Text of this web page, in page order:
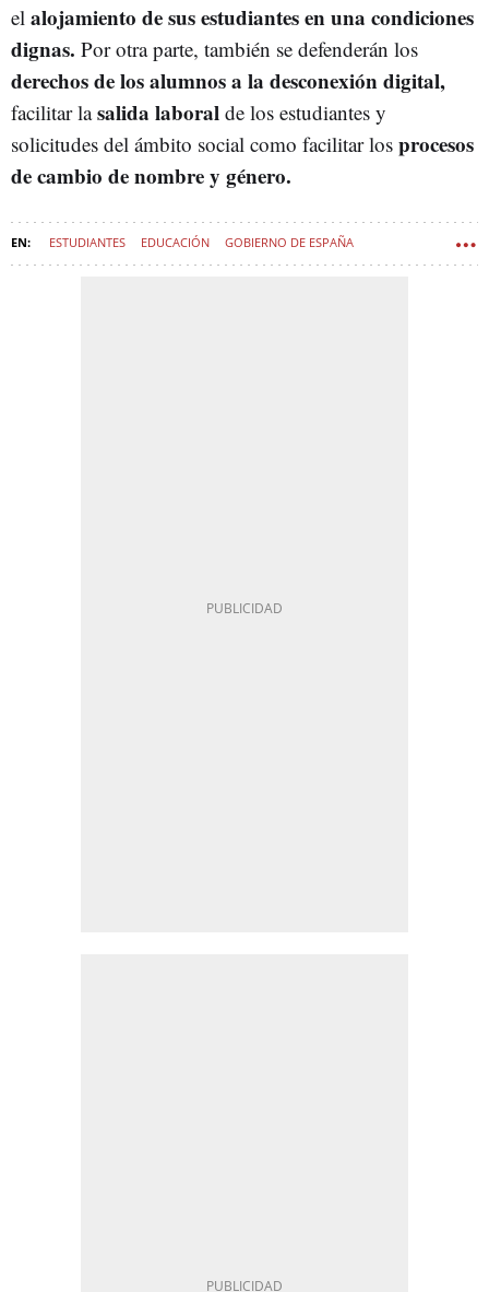
el alojamiento de sus estudiantes en una condiciones
dignas. Por otra parte, también se defenderán los
derechos de los alumnos a la desconexión digital,
facilitar lasalida laboral de los estudiantes y
solicitudes del ámbito social como facilitar los procesos
de cambio de nombre y género.
ESTUDIANTES EDUCACIÓN GOBIERNO DE ESPAÑA